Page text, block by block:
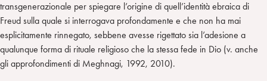
transgenerazionale per spiegare l’origine di quell’identità ebraica di
Freud sulla quale si interrogava profondamente e che non ha mai
esplicitamente rinnegato, sebbene avesse rigettato sia l’adesione a
qualunque forma di rituale religioso che la stessa fede in Dio (v. anche
gli approfondimenti di Meghnagi, 1992, 2010).